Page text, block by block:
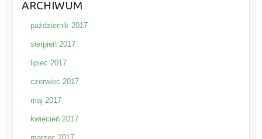
ARCHIWUM
październik 2017
sierpień 2017
lipiec 2017
czerwiec 2017
maj 2017
kwiecień 2017